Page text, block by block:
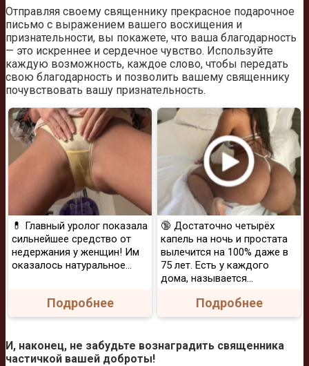
Отправляя своему священнику прекрасное подарочное
письмо с выражением вашего восхищения и
признательности, вы покажете, что ваша благодарность
— это искреннее и сердечное чувство. Используйте
каждую возможность, каждое слово, чтобы передать
свою благодарность и позволить вашему священнику
почувствовать вашу признательность.
💊 Главный уролог показала
сильнейшее средство от
недержания у женщин! Им
оказалось натуральное...
Подробнее
🔞 Достаточно четырёх
капель на ночь и простата
вылечится на 100% даже в
75 лет. Есть у каждого
дома, называется...
Подробнее
И, наконец, не забудьте вознаградить священника
частичкой вашей доброты!